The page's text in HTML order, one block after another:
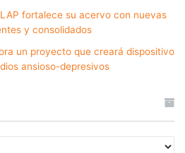
fortalece su acervo con nuevas
y consolidados
un proyecto que creará dispositivo
ansioso-depresivos